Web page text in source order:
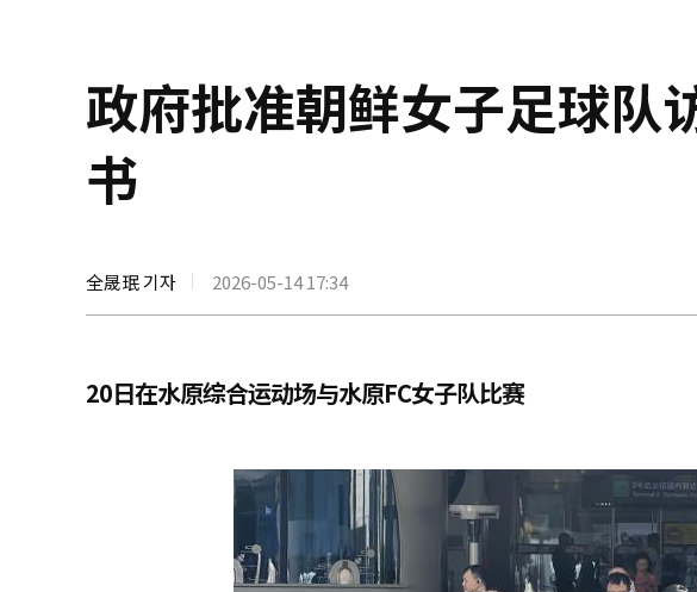
政府批准朝鲜女子足球
书
全晟珉 기자 2026-05-14 17:34
20日在水原综合运动场与水原FC女子队比赛